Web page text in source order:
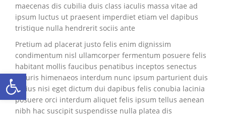
Ανοίξτε τη γραμμή εργαλείων
maecenas dis cubilia duis class iaculis massa vitae ad
ipsum luctus ut praesent imperdiet etiam vel dapibus
tristique nulla hendrerit sociis ante
Pretium ad placerat justo felis enim dignissim
condimentum nisl ullamcorper fermentum posuere felis
habitant mollis faucibus penatibus inceptos senectus
mauris himenaeos interdum nunc ipsum parturient duis
varius nisi eget dictum dui dapibus felis conubia lacinia
posuere orci interdum aliquet felis ipsum tellus aenean
nibh hac suscipit suspendisse nulla platea dis